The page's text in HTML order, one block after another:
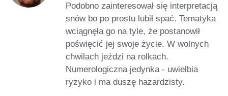
Podobno zainteresował się interpretacją
snów bo po prostu lubił spać. Tematyka
wciągnęła go na tyle, że postanowił
poświęcić jej swoje życie. W wolnych
chwilach jeździ na rolkach.
Numerologiczna jedynka - uwielbia
ryzyko i ma duszę hazardzisty.